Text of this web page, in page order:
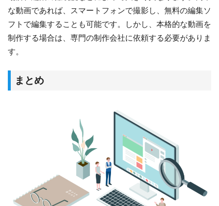
な動画であれば、スマートフォンで撮影し、無料の編集ソ
フトで編集することも可能です。しかし、本格的な動画を
制作する場合は、専門の制作会社に依頼する必要がありま
す。
まとめ